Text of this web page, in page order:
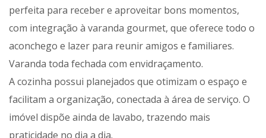
perfeita para receber e aproveitar bons momentos,
com integração à varanda gourmet, que oferece todo o
aconchego e lazer para reunir amigos e familiares.
Varanda toda fechada com envidraçamento.
A cozinha possui planejados que otimizam o espaço e
facilitam a organização, conectada à área de serviço. O
imóvel dispõe ainda de lavabo, trazendo mais
praticidade no dia a dia.